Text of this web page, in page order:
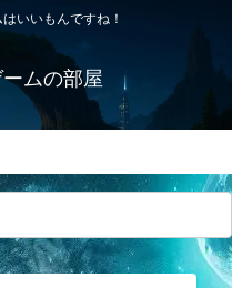
いいもんですね！
ムの部屋